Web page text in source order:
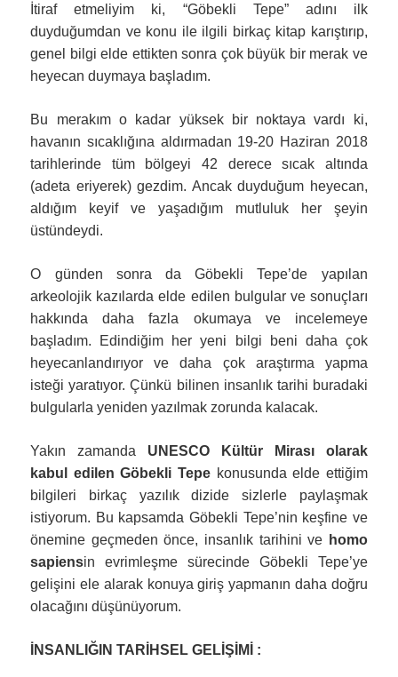
İtiraf etmeliyim ki, “Göbekli Tepe” adını ilk
duyduğumdan ve konu ile ilgili birkaç kitap karıştırıp,
genel bilgi elde ettikten sonra çok büyük bir merak ve
heyecan duymaya başladım.
Bu merakım o kadar yüksek bir noktaya vardı ki,
havanın sıcaklığına aldırmadan 19-20 Haziran 2018
tarihlerinde tüm bölgeyi 42 derece sıcak altında
(adeta eriyerek) gezdim. Ancak duyduğum heyecan,
aldığım keyif ve yaşadığım mutluluk her şeyin
üstündeydi.
O günden sonra da Göbekli Tepe’de yapılan
arkeolojik kazılarda elde edilen bulgular ve sonuçları
hakkında daha fazla okumaya ve incelemeye
başladım. Edindiğim her yeni bilgi beni daha çok
heyecanlandırıyor ve daha çok araştırma yapma
isteği yaratıyor. Çünkü bilinen insanlık tarihi buradaki
bulgularla yeniden yazılmak zorunda kalacak.
Yakın zamanda UNESCO Kültür Mirası olarak
kabul edilen Göbekli Tepe konusunda elde ettiğim
bilgileri birkaç yazılık dizide sizlerle paylaşmak
istiyorum. Bu kapsamda Göbekli Tepe’nin keşfine ve
önemine geçmeden önce, insanlık tarihini ve homo
sapiensin evrimleşme sürecinde Göbekli Tepe’ye
gelişini ele alarak konuya giriş yapmanın daha doğru
olacağını düşünüyorum.
İNSANLIĞIN TARİHSEL GELİŞİMİ :